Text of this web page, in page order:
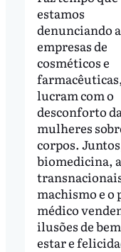
estamos
denunciando
empresas de
cosméticos e
lucram com o
desconforto
mulheres
corpos.
biomedicina,
machismo e o
médico
ilusões de
estar e